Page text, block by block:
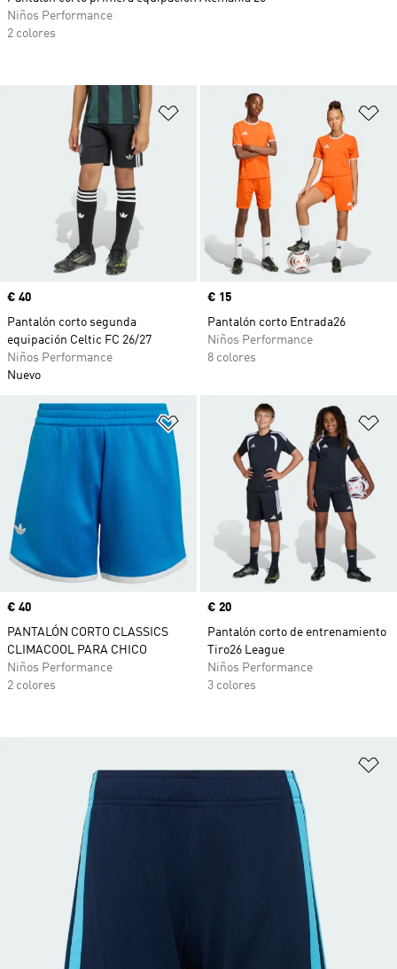
Añadir a la lista de deseos
Precio
€ 40
Pantalón corto segunda
equipación Celtic FC 26/27
Niños Performance
Nuevo
Precio
€ 15
Pantalón corto Entrada26
Niños Performance
8 colores
Añadir a la lista de deseos
Precio
€ 40
PANTALÓN CORTO CLASSICS
CLIMACOOL PARA CHICO
Niños Performance
2 colores
Precio
€ 20
Pantalón corto de entrenamiento
Tiro26 League
Niños Performance
3 colores
Niños Performance
2 colores